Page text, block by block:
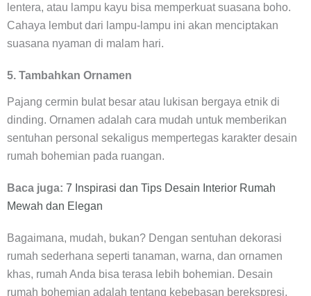
lentera, atau lampu kayu bisa memperkuat suasana boho.
Cahaya lembut dari lampu-lampu ini akan menciptakan
suasana nyaman di malam hari.
5. Tambahkan Ornamen
Pajang cermin bulat besar atau lukisan bergaya etnik di
dinding. Ornamen adalah cara mudah untuk memberikan
sentuhan personal sekaligus mempertegas karakter desain
rumah bohemian pada ruangan.
Baca juga: 7 Inspirasi dan Tips Desain Interior Rumah
Mewah dan Elegan
Bagaimana, mudah, bukan? Dengan sentuhan dekorasi
rumah sederhana seperti tanaman, warna, dan ornamen
khas, rumah Anda bisa terasa lebih bohemian. Desain
rumah bohemian adalah tentang kebebasan berekspresi,